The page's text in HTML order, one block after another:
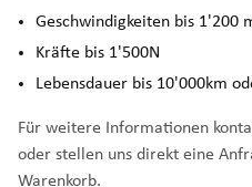
Geschwindigkeiten bis 1'200
Kräfte bis 1'500N
Lebensdauer bis 10'000km
Für weitere Informationen
oder stellen uns direkt eine
Warenkorb.